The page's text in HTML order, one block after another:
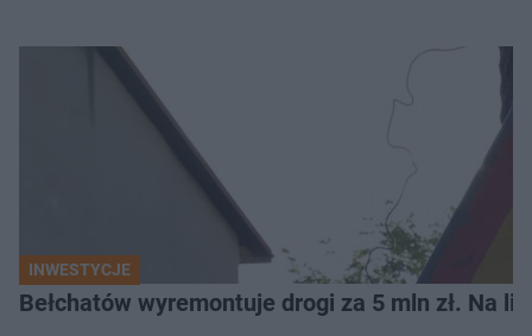
INWESTYCJE
Bełchatów wyremontuje drogi za 5 mln zł. Na